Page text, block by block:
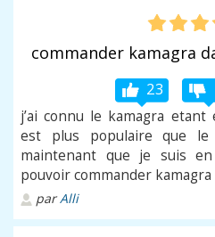
commander kamagra
23
j’ai connu le kamagra
est plus populaire que le
maintenant que je suis
pouvoir commander
parAlli